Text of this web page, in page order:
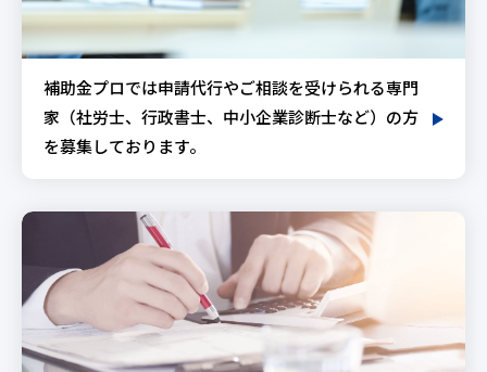
補助金プロでは申請代行やご相談を受けられる専門
家（社労士、行政書士、中小企業診断士など）の方
を募集しております。